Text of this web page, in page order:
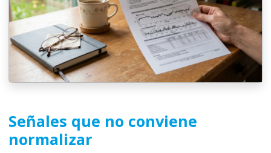
Señales que no conviene
normalizar